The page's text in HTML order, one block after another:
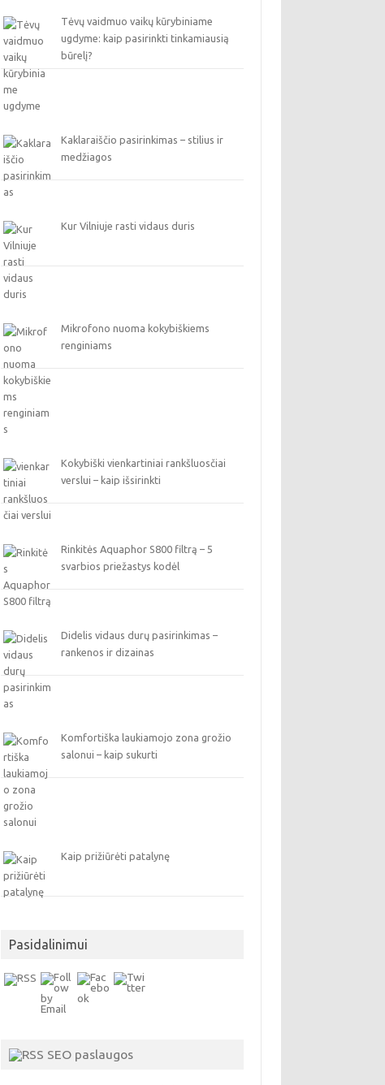
Tėvų vaidmuo vaikų kūrybiniame
ugdyme: kaip pasirinkti tinkamiausią
būrelį?
Kaklaraiščio pasirinkimas – stilius ir
medžiagos
Kur Vilniuje rasti vidaus duris
Mikrofono nuoma kokybiškiems
renginiams
Kokybiški vienkartiniai rankšluosčiai
verslui – kaip išsirinkti
Rinkitės Aquaphor S800 filtrą – 5
svarbios priežastys kodėl
Didelis vidaus durų pasirinkimas –
rankenos ir dizainas
Komfortiška laukiamojo zona grožio
salonui – kaip sukurti
Kaip prižiūrėti patalynę
Pasidalinimui
SEO paslaugos